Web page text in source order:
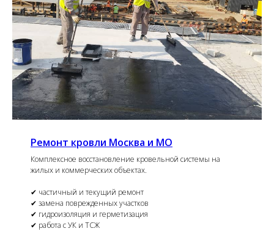
Ремонт кровли Москва и МО
Комплексное восстановление кровельной системы на
жилых и коммерческих объектах.
✔ частичный и текущий ремонт
✔ замена поврежденных участков
✔ гидроизоляция и герметизация
✔ работа с УК и ТСЖ